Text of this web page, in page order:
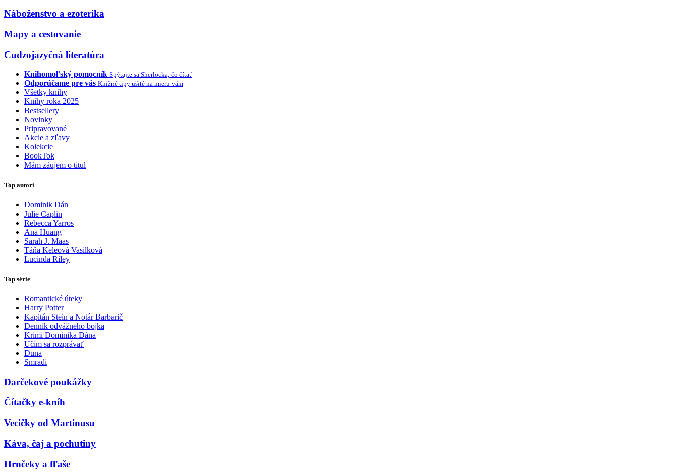
Náboženstvo a ezoterika
Mapy a cestovanie
Cudzojazyčná literatúra
Knihomoľský pomocník Spýtajte sa Sherlocka, čo čítať
Odporúčame pre vás Knižné tipy ušité na mieru vám
Všetky knihy
Knihy roka 2025
Bestsellery
Novinky
Pripravované
Akcie a zľavy
Kolekcie
BookTok
Mám záujem o titul
Top autori
Dominik Dán
Julie Caplin
Rebecca Yarros
Ana Huang
Sarah J. Maas
Táňa Keleová Vasilková
Lucinda Riley
Top série
Romantické úteky
Harry Potter
Kapitán Stein a Notár Barbarič
Denník odvážneho bojka
Krimi Dominika Dána
Učím sa rozprávať
Duna
Smradi
Darčekové poukážky
Čítačky e-kníh
Vecičky od Martinusu
Káva, čaj a pochutiny
Hrnčeky a fľaše